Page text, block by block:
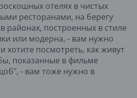
отелях в чистых
ресторанами, на берегу
районах, построенных в стиле
или модерна, - вам нужно
хотите посмотреть, как живут
показанные в фильме
- вам тоже нужно в